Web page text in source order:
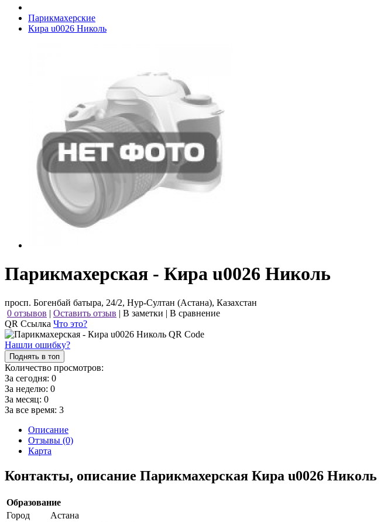
Парикмахерские
Кира u0026 Николь
Парикмахерская - Кира u0026 Николь
просп. Богенбай батыра, 24/2, Нур-Султан (Астана), Казахстан
0 отзывов | Оставить отзыв | В заметки | В сравнение
QR Ссылка Что это?
Нашли ошибку?
Поднять в топ
Количество просмотров:
За сегодня: 0
За неделю: 0
За месяц: 0
За все время: 3
Описание
Отзывы (0)
Карта
Контакты, описание Парикмахерская Кира u0026 Николь
Образование
Город
Астана